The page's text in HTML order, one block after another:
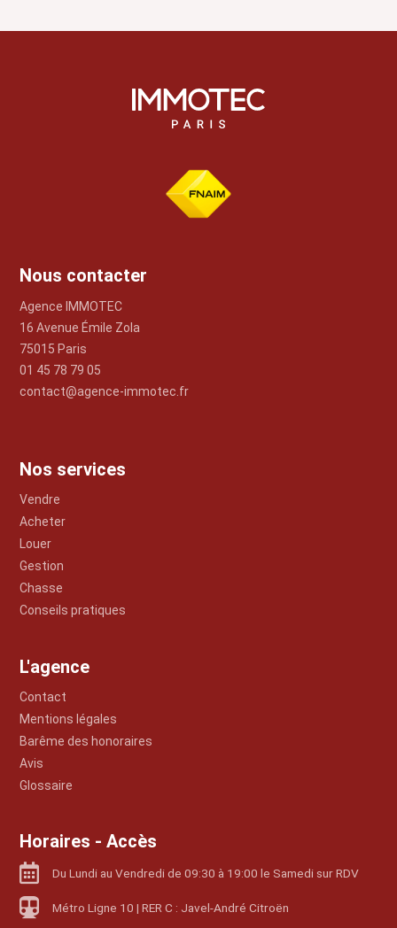
Nous contacter
Agence IMMOTEC
16 Avenue Émile Zola
75015 Paris
01 45 78 79 05
contact@agence-immotec.fr
Nos services
Vendre
Acheter
Louer
Gestion
Chasse
Conseils pratiques
L'agence
Contact
Mentions légales
Barême des honoraires
Avis
Glossaire
Horaires - Accès
Du Lundi au Vendredi de 09:30 à 19:00 le Samedi sur RDV
Métro Ligne 10 | RER C : Javel-André Citroën